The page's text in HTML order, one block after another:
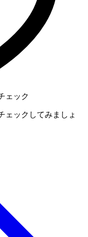
ェック
ェックしてみましょ